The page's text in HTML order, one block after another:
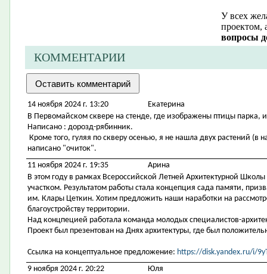
У всех
проектом,
вопросы
КОММЕНТАРИИ
14 ноября 2024 г. 13:20
Екатерина
В Первомайском сквере на стенде, где изображены птицы парка,
Написано : дорозд-рябинник.
Кроме того, гуляя по скверу осенью, я не нашла двух растений (в
написано "очиток".
11 ноября 2024 г. 19:35
Арина
В этом году в рамках Всероссийской Летней Архитектурной
участком. Результатом работы стала концепция сада памяти,
им. Клары Цеткин. Хотим предложить наши наработки на
благоустройству территории.
Над концпецией работала команда молодых специалистов-
Проект был презентован на Днях архитектуры, где был
Ссылка на концептуальное предложение: https://disk.yandex.ru/i/
9 ноября 2024 г. 20:22
Юля